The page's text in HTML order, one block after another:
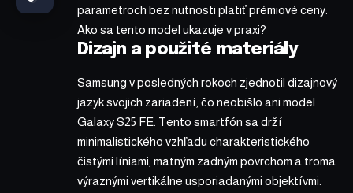
parametroch bez nutnosti platiť prémiové ceny.
Ako sa tento model ukazuje v praxi?
Dizajn a použité materiály
Samsung v posledných rokoch zjednotil dizajnový
jazyk svojich zariadení, čo neobišlo ani model
Galaxy S25 FE. Tento smartfón sa drží
minimalistického vzhľadu charakteristického
čistými líniami, matným zadným povrchom a troma
výraznými vertikálne usporiadanými objektívmi.